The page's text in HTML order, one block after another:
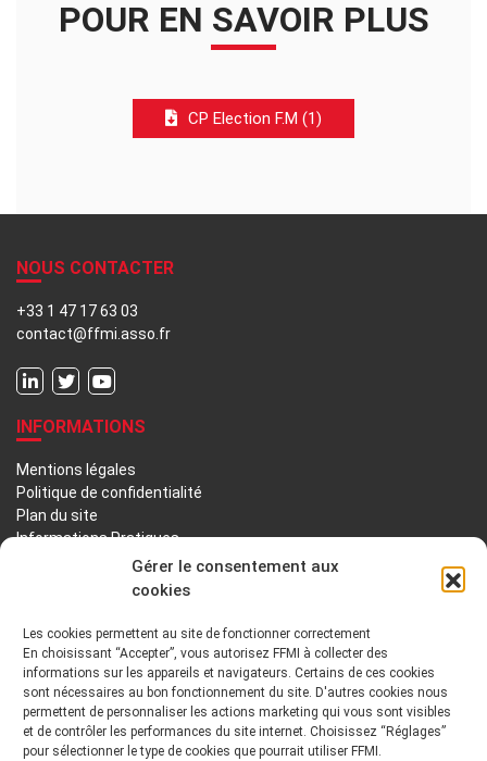
Gérer le consentement aux
cookies
Les cookies permettent au site de fonctionner correctement
En choisissant “Accepter”, vous autorisez FFMI à collecter des
informations sur les appareils et navigateurs. Certains de ces cookies
sont nécessaires au bon fonctionnement du site. D'autres cookies nous
permettent de personnaliser les actions marketing qui vous sont visibles
et de contrôler les performances du site internet. Choisissez “Réglages”
pour sélectionner le type de cookies que pourrait utiliser FFMI.
POUR EN SAVOIR PLUS
CP Election F.M (1)
NOUS CONTACTER
+33 1 47 17 63 03
contact@ffmi.asso.fr
INFORMATIONS
Mentions légales
Politique de confidentialité
Plan du site
Informations Pratiques
PRÉSENTATION NOTRE HISTOIRE
DÉONTOLOGIE PRINCIPES ORIENTATIONS
GOUVERNANCE